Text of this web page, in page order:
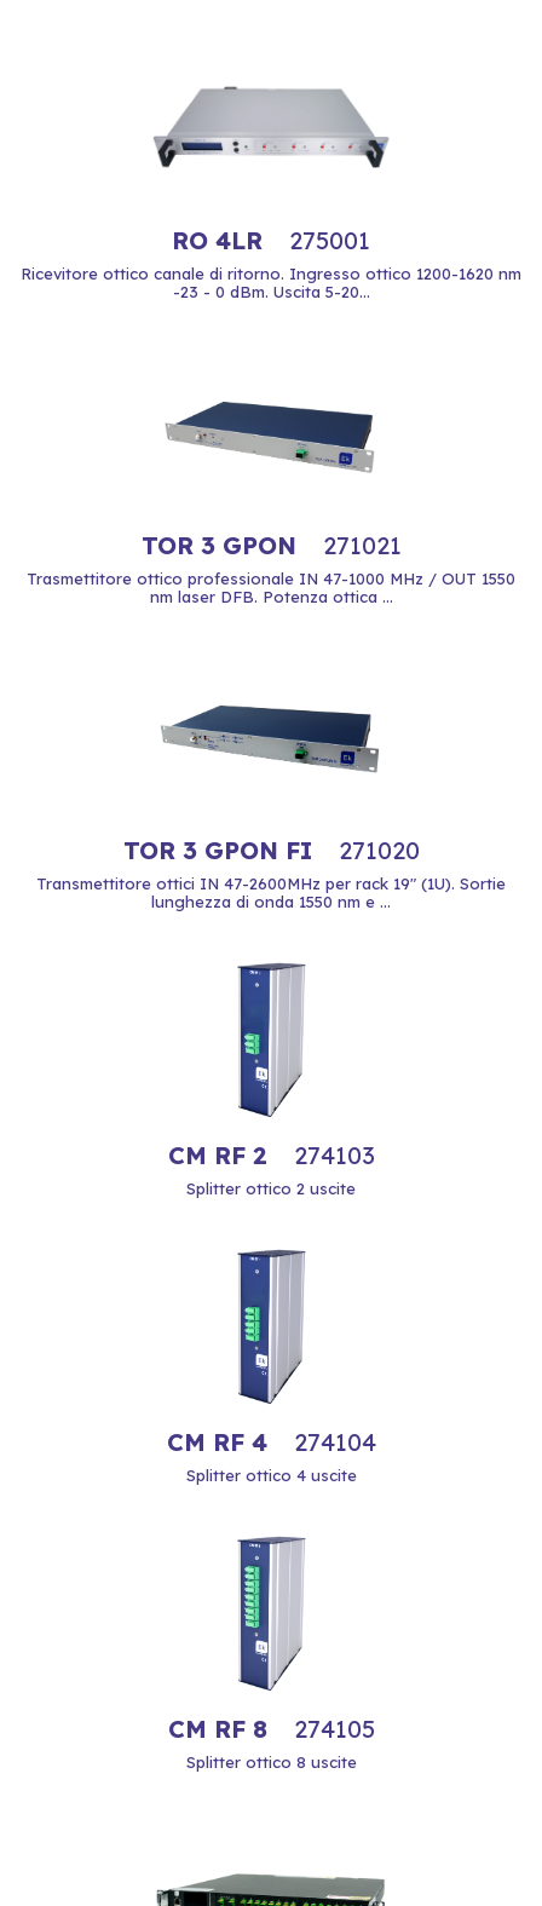
RO 4LR 275001
Ricevitore ottico canale di ritorno. Ingresso ottico 1200-1620 nm
-23 - 0 dBm. Uscita 5-20...
TOR 3 GPON 271021
Trasmettitore ottico professionale IN 47-1000 MHz / OUT 1550
nm laser DFB. Potenza ottica ...
TOR 3 GPON FI 271020
Transmettitore ottici IN 47-2600MHz per rack 19" (1U). Sortie
lunghezza di onda 1550 nm e ...
CM RF 2 274103
Splitter ottico 2 uscite
CM RF 4 274104
Splitter ottico 4 uscite
CM RF 8 274105
Splitter ottico 8 uscite